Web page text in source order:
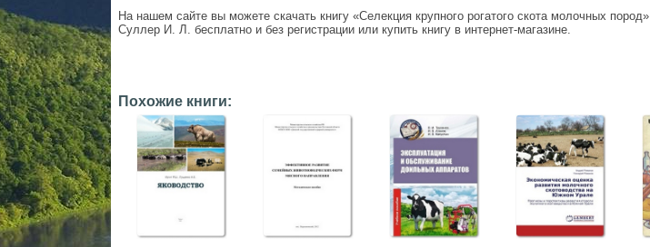
На нашем сайте вы можете скачать книгу «Селекция крупного рогатого скота молочных пород»
Суллер И. Л. бесплатно и без регистрации или купить книгу в интернет-магазине.
Похожие книги: